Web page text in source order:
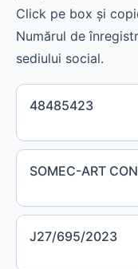
Click pe box și
Numărul de
sediului social.
48485423
SOMEC-ART
J27/695/2023